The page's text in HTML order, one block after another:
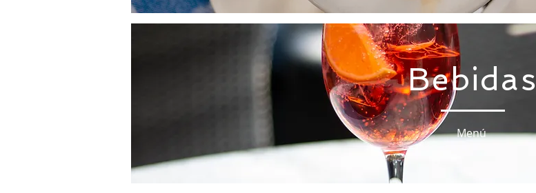
Bebidas
Menú